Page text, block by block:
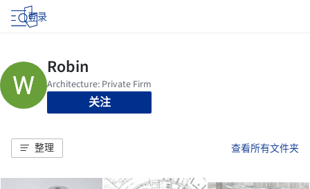
登录
关注
整理 查看所有文件夹